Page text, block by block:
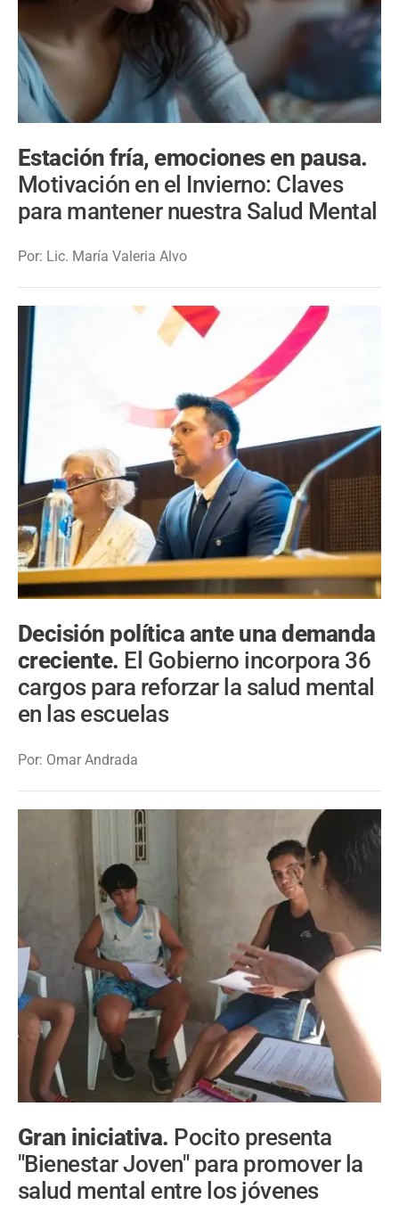
Estación fría, emociones en pausa.
Motivación en el Invierno: Claves
para mantener nuestra Salud Mental
Por: Lic. María Valeria Alvo
Decisión política ante una demanda
creciente. El Gobierno incorpora 36
cargos para reforzar la salud mental
en las escuelas
Por: Omar Andrada
Gran iniciativa. Pocito presenta
"Bienestar Joven" para promover la
salud mental entre los jóvenes